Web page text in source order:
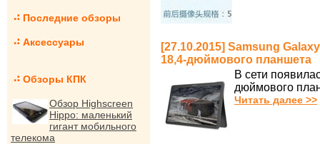
Последние обзоры
Аксессуары
Обзоры КПК
Обзор Highscreen
Hippo: маленький
гигант мобильного
телекома
[27.10.2015] Samsung
18,4-дюймового планшета
В сети
дюймового
Читать далее >>